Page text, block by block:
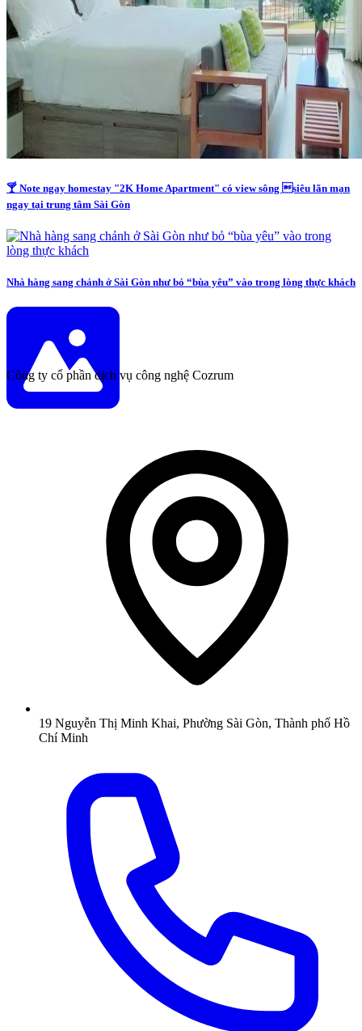
🍸 Note ngay homestay "2K Home Apartment" có view sông siêu lãn mạn
ngay tại trung tâm Sài Gòn
Nhà hàng sang chảnh ở Sài Gòn như bỏ “bùa yêu” vào trong lòng thực khách
Công ty cổ phần dịch vụ công nghệ Cozrum
19 Nguyễn Thị Minh Khai, Phường Sài Gòn, Thành phố Hồ
Chí Minh